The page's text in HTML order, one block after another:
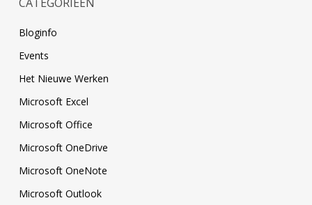
Bloginfo
Events
Het Nieuwe Werken
Microsoft Excel
Microsoft Office
Microsoft OneDrive
Microsoft OneNote
Microsoft Outlook